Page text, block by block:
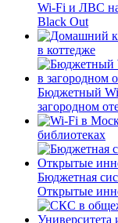
Wi-Fi и ЛВС на
Black Out
в коттедже
Бюджетный
загородном
библиотеках
Бюджетная
Открытые